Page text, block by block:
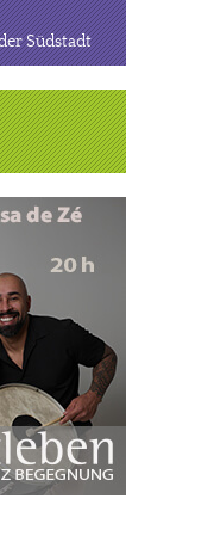
Südstadt